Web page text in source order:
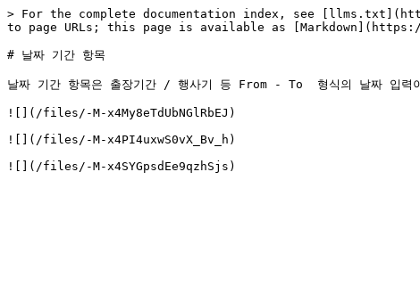
> For the complete documentation index, see
to page URLs; this page is available as
# 날짜 기간 항목
날짜 기간 항목은 출장기간 / 행사기 등 From - To  형식의 날짜 입력
![](/files/-M-x4My8eTdUbNGlRbEJ)
![](/files/-M-x4PI4uxwS0vX_Bv_h)